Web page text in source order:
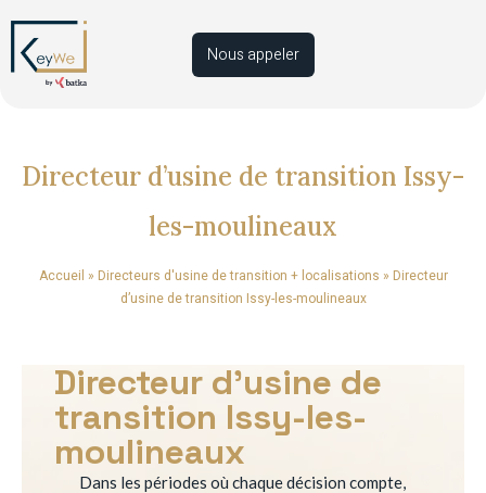
Nous appeler
Directeur d’usine de transition Issy-
les-moulineaux
Accueil » Directeurs d'usine de transition + localisations » Directeur
d’usine de transition Issy-les-moulineaux
Directeur d’usine de
transition Issy-les-
moulineaux
Dans les périodes où chaque décision compte,